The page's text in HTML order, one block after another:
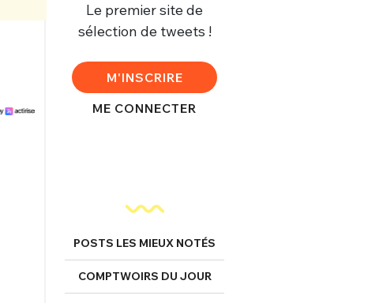
Le premier site de
sélection de tweets !
M'INSCRIRE
ME CONNECTER
POSTS LES MIEUX NOTÉS
COMPTWOIRS DU JOUR